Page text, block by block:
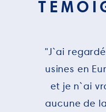
"J`ai
usines en
et je n`ai
aucune de